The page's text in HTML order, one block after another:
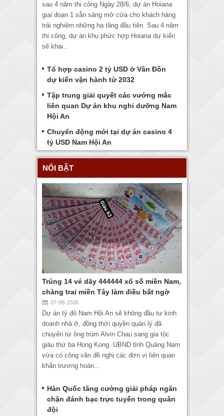
sau 4 năm thi công Ngày 28/6, dự án Hoiana
giai đoạn 1 sẵn sàng mở cửa cho khách hàng
trải nghiệm những hạ tầng đầu tiên. Sau 4 năm
thi công, dự án khu phức hợp Hoiana dự kiến
sẽ khai...
Tổ hợp casino 2 tỷ USD ở Vân Đồn
dự kiến vận hành từ 2032
Tập trung giải quyết các vướng mắc
liên quan Dự án khu nghỉ dưỡng Nam
Hội An
Chuyển động mới tại dự án casino 4
tỷ USD Nam Hội An
NỔI BẬT
Trúng 14 vé dãy 444444 xổ số miền Nam,
chàng trai miền Tây làm điều bất ngờ
07-08-2026
Dự án tỷ đô Nam Hội An sẽ không đầu tư kinh
doanh nhà ở, đồng thời quyền quản lý đã
chuyển từ ông trùm Alvin Chau sang gia tộc
giàu thứ ba Hong Kong. UBND tỉnh Quảng Nam
vừa có công văn đề nghị các đơn vị liên quan
khẩn trương hoàn...
Hàn Quốc tăng cường giải pháp ngăn
chặn đánh bạc trực tuyến trong quân
đội